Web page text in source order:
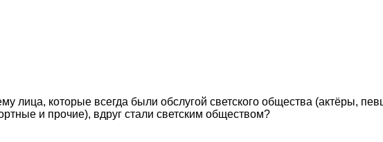
лица, которые всегда были обслугой светского общества (актёры,
и прочие), вдруг стали светским обществом?